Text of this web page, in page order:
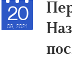
20
09, 2021